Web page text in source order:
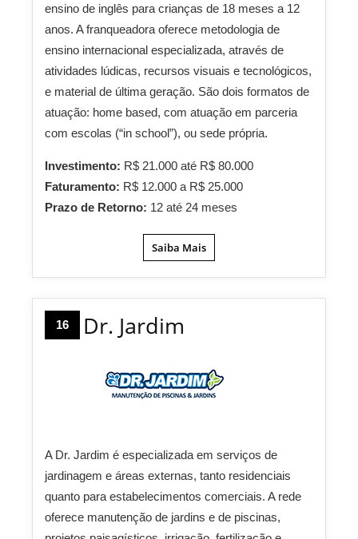
ensino de inglês para crianças de 18 meses a 12
anos. A franqueadora oferece metodologia de
ensino internacional especializada, através de
atividades lúdicas, recursos visuais e tecnológicos,
e material de última geração. São dois formatos de
atuação: home based, com atuação em parceria
com escolas (“in school”), ou sede própria.
Investimento: R$ 21.000 até R$ 80.000
Faturamento: R$ 12.000 a R$ 25.000
Prazo de Retorno: 12 até 24 meses
Saiba Mais
16 Dr. Jardim
A Dr. Jardim é especializada em serviços de
jardinagem e áreas externas, tanto residenciais
quanto para estabelecimentos comerciais. A rede
oferece manutenção de jardins e de piscinas,